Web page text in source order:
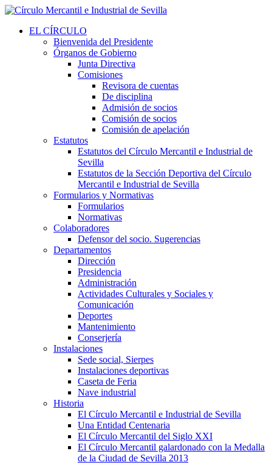
EL CÍRCULO
Bienvenida del Presidente
Órganos de Gobierno
Junta Directiva
Comisiones
Revisora de cuentas
De disciplina
Admisión de socios
Comisión de socios
Comisión de apelación
Estatutos
Estatutos del Círculo Mercantil e Industrial de
Sevilla
Estatutos de la Sección Deportiva del Círculo
Mercantil e Industrial de Sevilla
Formularios y Normativas
Formularios
Normativas
Colaboradores
Defensor del socio. Sugerencias
Departamentos
Dirección
Presidencia
Administración
Actividades Culturales y Sociales y
Comunicación
Deportes
Mantenimiento
Conserjería
Instalaciones
Sede social, Sierpes
Instalaciones deportivas
Caseta de Feria
Nave industrial
Historia
El Círculo Mercantil e Industrial de Sevilla
Una Entidad Centenaria
El Círculo Mercantil del Siglo XXI
El Círculo Mercantil galardonado con la Medalla
de la Ciudad de Sevilla 2013